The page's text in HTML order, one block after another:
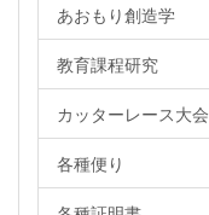
あおもり創造学
教育課程研究
カッターレース大会
各種便り